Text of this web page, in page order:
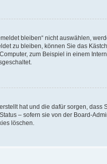
bleiben“ nicht auswählen,
zu bleiben, können Sie das
zum Beispiel in einem
hat und die dafür sorgen,
– sofern sie von der Board-
löschen.